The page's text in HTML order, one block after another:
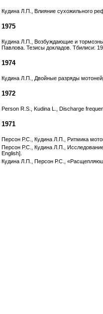
Кудина Л.П., Влияние сухожильного
1975
Кудина Л.П., Возбуждающие и
Павлова. Тезисы докладов. Тбилиси:
1974
Кудина Л.П., Двойные разряды
1972
Person R.S., Kudina L., Discharge
1971
Персон Р.С., Кудина Л.П., Ритмика
Персон Р.С., Кудина Л.П.,
English].
Кудина Л.П., Персон Р.С.,